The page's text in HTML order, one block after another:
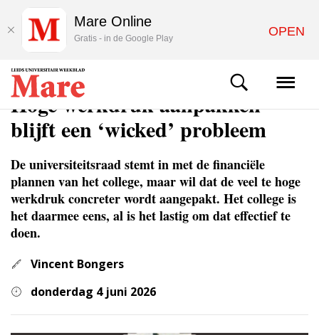
NIEUWS
Hoge werkdruk aanpakken
blijft een ‘wicked’ probleem
De universiteitsraad stemt in met de financiële
plannen van het college, maar wil dat de veel te hoge
werkdruk concreter wordt aangepakt. Het college is
het daarmee eens, al is het lastig om dat effectief te
doen.
Vincent Bongers
donderdag 4 juni 2026
Mare Online
Gratis - in de Google Play OPEN